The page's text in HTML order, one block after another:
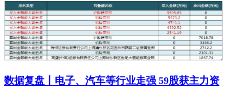
数据复盘丨电子、汽车等行业走强 59股获主力资